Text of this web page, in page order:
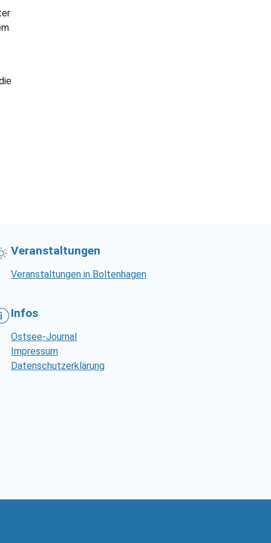
Veranstaltungen
Veranstaltungen in Boltenhagen
Infos
Ostsee-Journal
Impressum
Datenschutzerklärung